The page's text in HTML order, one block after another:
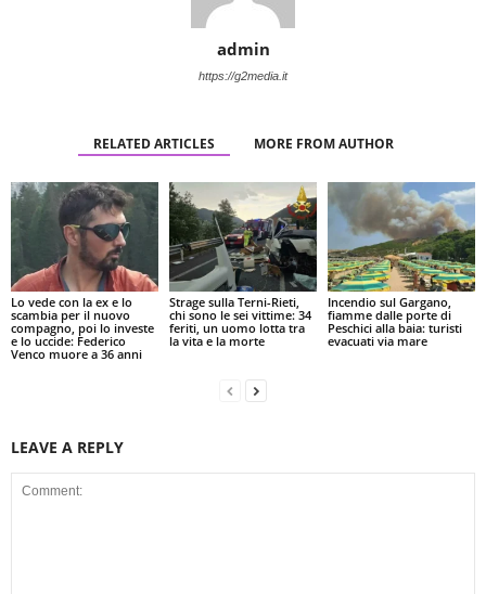
admin
https://g2media.it
RELATED ARTICLES MORE FROM AUTHOR
Lo vede con la ex e lo
scambia per il nuovo
compagno, poi lo investe
e lo uccide: Federico
Venco muore a 36 anni
Strage sulla Terni-Rieti,
chi sono le sei vittime: 34
feriti, un uomo lotta tra
la vita e la morte
Incendio sul Gargano,
fiamme dalle porte di
Peschici alla baia: turisti
evacuati via mare
LEAVE A REPLY